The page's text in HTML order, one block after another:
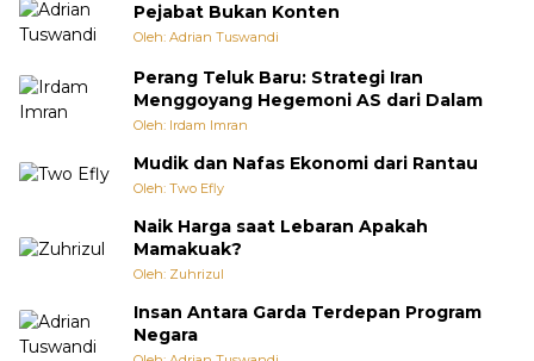
Pejabat Bukan Konten
Oleh: Adrian Tuswandi
Perang Teluk Baru: Strategi Iran
Menggoyang Hegemoni AS dari Dalam
Oleh: Irdam Imran
Mudik dan Nafas Ekonomi dari Rantau
Oleh: Two Efly
Naik Harga saat Lebaran Apakah
Mamakuak?
Oleh: Zuhrizul
Insan Antara Garda Terdepan Program
Negara